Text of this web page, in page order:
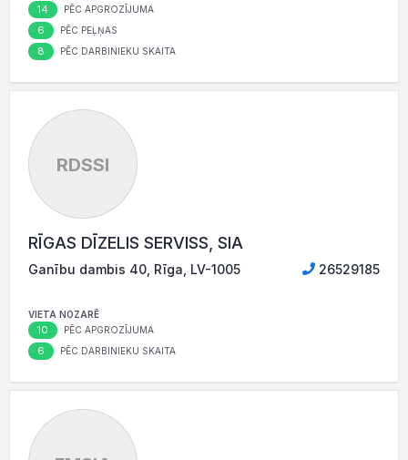
14 PĒC APGROZĪJUMA
6 PĒC PEĻŅAS
8 PĒC DARBINIEKU SKAITA
RDSSI
RĪGAS DĪZELIS SERVISS, SIA
Ganību dambis 40, Rīga, LV-1005 26529185
VIETA NOZARĒ
10 PĒC APGROZĪJUMA
6 PĒC DARBINIEKU SKAITA